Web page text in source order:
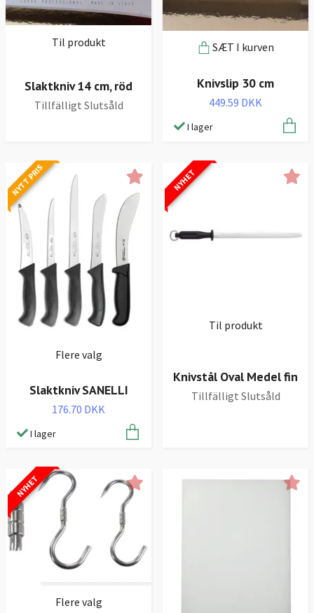
Til produkt
Slaktkniv 14 cm, röd
Tillfälligt Slutsåld
SÆT I kurven
Knivslip 30 cm
449.59 DKK
I lager
NYTT PRIS
Flere valg
Slaktkniv SANELLI
176.70 DKK
I lager
NYHET
Til produkt
Knivstål Oval Medel fin
Tillfälligt Slutsåld
NYHET
Flere valg